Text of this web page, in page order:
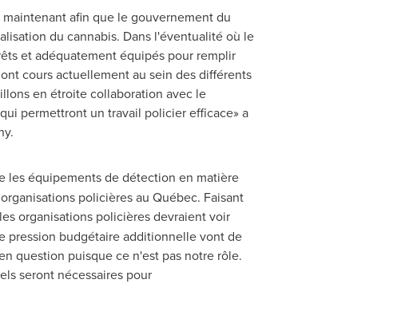
afin que le gouvernement du
du cannabis. Dans l'éventualité où le
et adéquatement équipés pour remplir
cours actuellement au sein des différents
en étroite collaboration avec le
permettront un travail policier efficace» a
.
les équipements de détection en matière
policières au Québec. Faisant
organisations policières devraient voir
pression budgétaire additionnelle vont de
question puisque ce n'est pas notre rôle.
seront nécessaires pour